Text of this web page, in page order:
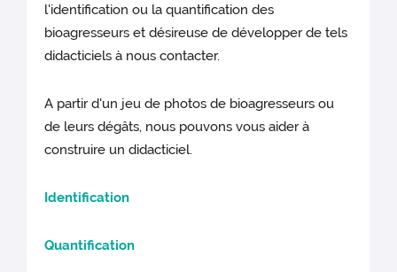
l'identification ou la quantification des
bioagresseurs et désireuse de développer de tels
didacticiels à nous contacter.
A partir d'un jeu de photos de bioagresseurs ou
de leurs dégâts, nous pouvons vous aider à
construire un didacticiel.
Identification
Quantification